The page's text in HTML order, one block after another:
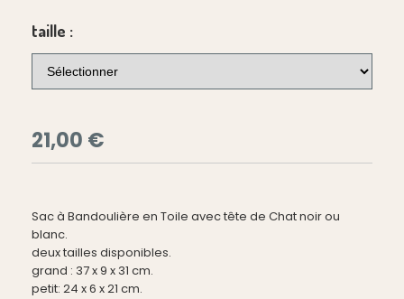
taille :
21,00 €
Sac à Bandoulière en Toile avec tête de Chat noir ou
blanc.
deux tailles disponibles.
grand : 37 x 9 x 31 cm.
petit: 24 x 6 x 21 cm.